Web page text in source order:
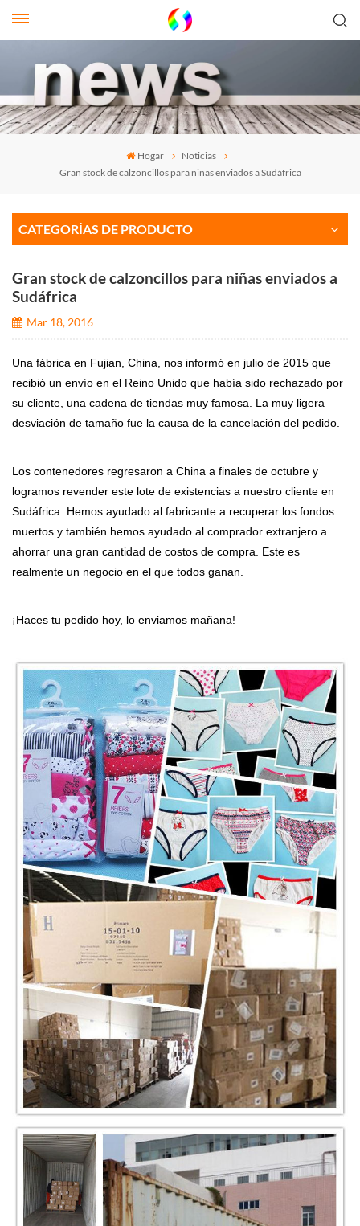
Hogar
Noticias
Gran stock de calzoncillos para niñas enviados a Sudáfrica
CATEGORÍAS DE PRODUCTO
Gran stock de calzoncillos para niñas enviados a
Sudáfrica
Mar 18, 2016
Una fábrica en Fujian, China, nos informó en julio de 2015 que
recibió un envío en el Reino Unido que había sido rechazado por
su cliente, una cadena de tiendas muy famosa. La muy ligera
desviación de tamaño fue la causa de la cancelación del pedido.
Los contenedores regresaron a China a finales de octubre y
logramos revender este lote de existencias a nuestro cliente en
Sudáfrica. Hemos ayudado al fabricante a recuperar los fondos
muertos y también hemos ayudado al comprador extranjero a
ahorrar una gran cantidad de costos de compra. Este es
realmente un negocio en el que todos ganan.
¡Haces tu pedido hoy, lo enviamos mañana!